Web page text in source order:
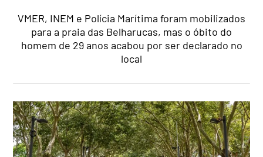
VMER, INEM e Polícia Marítima foram mobilizados
para a praia das Belharucas, mas o óbito do
homem de 29 anos acabou por ser declarado no
local